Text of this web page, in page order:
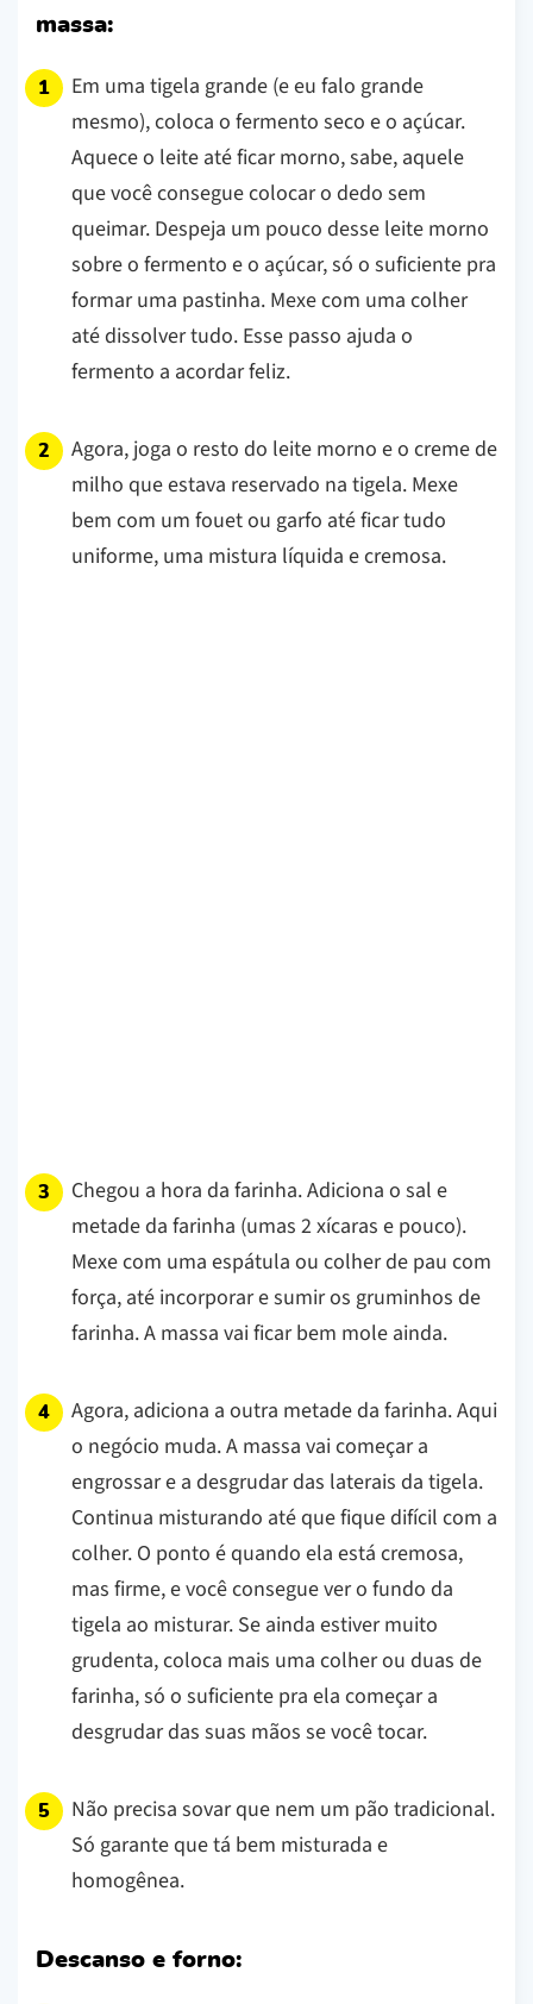
massa:
Em uma tigela grande (e eu falo grande
mesmo), coloca o fermento seco e o açúcar.
Aquece o leite até ficar morno, sabe, aquele
que você consegue colocar o dedo sem
queimar. Despeja um pouco desse leite morno
sobre o fermento e o açúcar, só o suficiente pra
formar uma pastinha. Mexe com uma colher
até dissolver tudo. Esse passo ajuda o
fermento a acordar feliz.
Agora, joga o resto do leite morno e o creme de
milho que estava reservado na tigela. Mexe
bem com um fouet ou garfo até ficar tudo
uniforme, uma mistura líquida e cremosa.
Chegou a hora da farinha. Adiciona o sal e
metade da farinha (umas 2 xícaras e pouco).
Mexe com uma espátula ou colher de pau com
força, até incorporar e sumir os gruminhos de
farinha. A massa vai ficar bem mole ainda.
Agora, adiciona a outra metade da farinha. Aqui
o negócio muda. A massa vai começar a
engrossar e a desgrudar das laterais da tigela.
Continua misturando até que fique difícil com a
colher. O ponto é quando ela está cremosa,
mas firme, e você consegue ver o fundo da
tigela ao misturar. Se ainda estiver muito
grudenta, coloca mais uma colher ou duas de
farinha, só o suficiente pra ela começar a
desgrudar das suas mãos se você tocar.
Não precisa sovar que nem um pão tradicional.
Só garante que tá bem misturada e
homogênea.
Descanso e forno: